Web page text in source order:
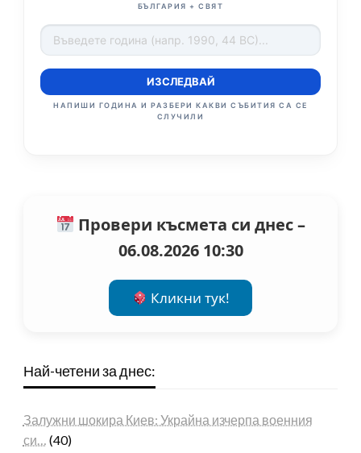
БЪЛГАРИЯ + СВЯТ
ИЗСЛЕДВАЙ
НАПИШИ ГОДИНА И РАЗБЕРИ КАКВИ СЪБИТИЯ СА СЕ
СЛУЧИЛИ
Провери късмета си днес –
06.08.2026 10:30
Кликни тук!
Най-четени за днес:
Залужни шокира Киев: Украйна изчерпа военния
си… (40)